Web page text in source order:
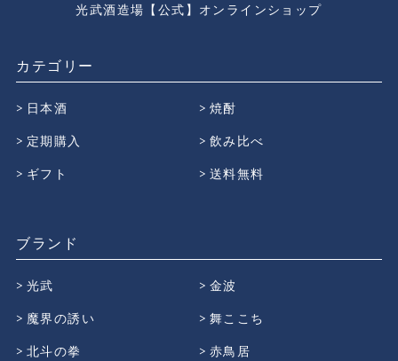
光武酒造場【公式】オンラインショップ
カテゴリー
日本酒
焼酎
定期購入
飲み比べ
ギフト
送料無料
ブランド
光武
金波
魔界の誘い
舞ここち
北斗の拳
赤鳥居